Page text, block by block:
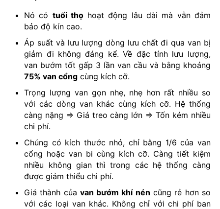
Nó có tuổi thọhoạt động lâu dài mà vẫn đảm
bảo độ kín cao.
Áp suất và lưu lượng dòng lưu chất đi qua van bị
giảm đi không đáng kể. Về đặc tính lưu lượng,
van bướm tốt gấp 3 lần van cầu và bằng khoảng
75% van cổng cùng kích cỡ.
Trọng lượng van gọn nhẹ, nhẹ hơn rất nhiều so
với các dòng van khác cùng kích cỡ. Hệ thống
càng nặng => Giá treo càng lớn => Tốn kém nhiều
chi phí.
Chúng có kích thước nhỏ, chỉ bằng 1/6 của van
cổng hoặc van bi cùng kích cỡ. Càng tiết kiệm
nhiều không gian thì trong các hệ thống càng
được giảm thiểu chi phí.
Giá thành của van bướm khí nén cũng rẻ hơn so
với các loại van khác. Không chỉ với chi phí ban